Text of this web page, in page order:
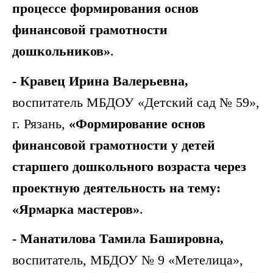
процессе формирования основ
финансовой грамотности
дошкольников».
- Кравец Ирина Валерьевна,
воспитатель МБДОУ «Детский сад № 59»,
г. Рязань, «Формирование основ
финансовой грамотности у детей
старшего дошкольного возраста через
проектную деятельность на тему:
«Ярмарка мастеров».
- Манатилова Тамила Башировна,
воспитатель, МБДОУ № 9 «Метелица»,